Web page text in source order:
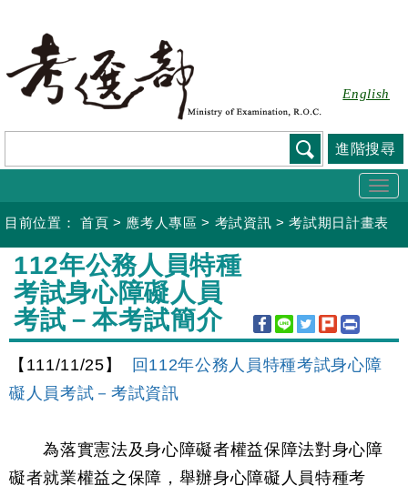
要
容
English
進階搜尋
目前位置： 首頁 > 應考人專區 > 考試資訊 >考試期日計畫表
:::
112年公務人員特種
考試身心障礙人員
考試－本考試簡介
【111/11/25】
回112年公務人員特種考試身心障
礙人員考試－考試資訊
為落實憲法及身心障礙者權益保障法對身心障
礙者就業權益之保障，舉辦身心障礙人員特種考